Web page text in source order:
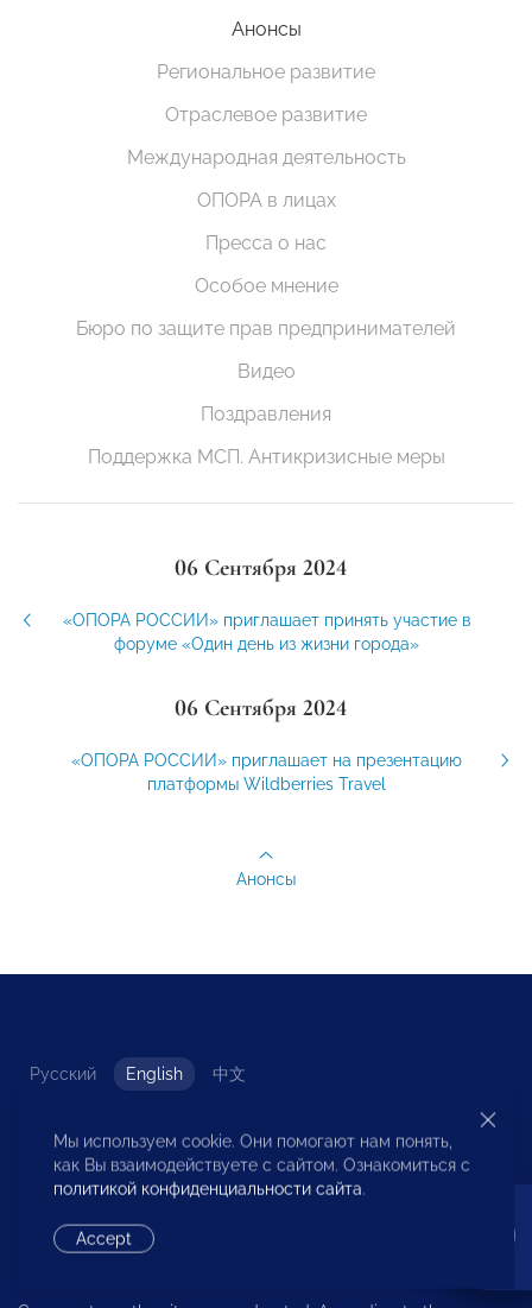
Анонсы
Региональное развитие
Отраслевое развитие
Международная деятельность
ОПОРА в лицах
Пресса о нас
Особое мнение
Бюро по защите прав предпринимателей
Видео
Поздравления
Поддержка МСП. Антикризисные меры
06 Сентября 2024
«ОПОРА РОССИИ» приглашает принять участие в
форуме «Один день из жизни города»
06 Сентября 2024
«ОПОРА РОССИИ» приглашает на презентацию
платформы Wildberries Travel
Анонсы
Русский English 中文
medium business
Мы используем cookie. Они помогают нам понять,
как Вы взаимодействуете с сайтом. Ознакомиться с
политикой конфиденциальности сайта.
Accept